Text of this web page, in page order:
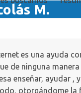
M.
es una ayuda
de ninguna
enseñar, ayudar
otorgándome